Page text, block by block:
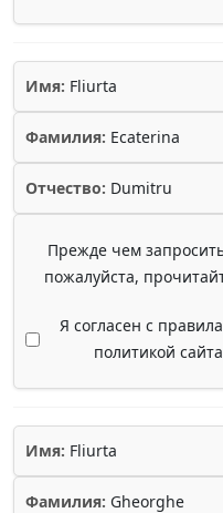
Имя: Fliurta
Фамилия: Ecaterina
Отчество: Dumitru
Прежде чем
пожалуйста,
Я согласен с
политикой сайта
Имя: Fliurta
Фамилия: Gheorghe